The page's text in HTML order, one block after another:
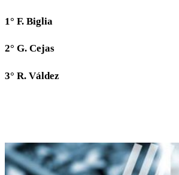
1° F. Biglia
2° G. Cejas
3° R. Váldez